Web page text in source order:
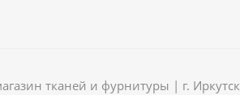
тканей и фурнитуры | г. Иркутск